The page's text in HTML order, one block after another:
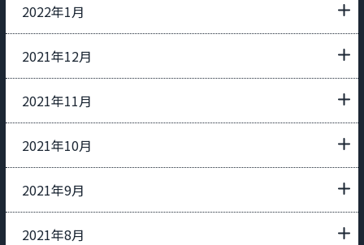
2022年1月
2021年12月
2021年11月
2021年10月
2021年9月
2021年8月